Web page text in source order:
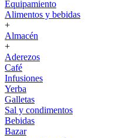
Equipamiento
Alimentos y bebidas
+
Almacén
+
Aderezos
Café
Infusiones
Yerba
Galletas
Sal y condimentos
Bebidas
Bazar